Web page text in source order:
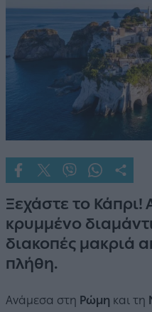
Ξεχάστε το Κάπρι!
κρυμμένο
διακοπές μακριά
πλήθη.
Ανάμεσα στη Ρώμη και τη